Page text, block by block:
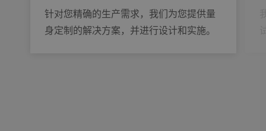
针对您精确的生产需求，我们为您提供量
身定制的解决方案，并进行设计和实施。